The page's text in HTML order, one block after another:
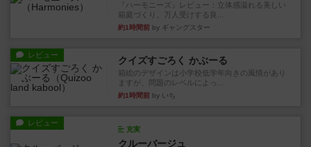
『ハーモニーズ』レビュー：立体感溢れる美しい
箱庭づくり。万人受けする良...
約1時間前 by ギャングスター
レビュー クイズすごろく かぶーる
箱絵のデザインは小学校低学年向きの風情があり
ますが、問題のレベルによっ...
約1時間前 by いち
レビュー
充実
クルーバージュ